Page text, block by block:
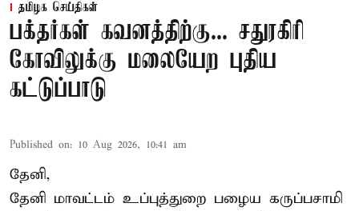
தமிழக செய்திகள்
பக்தர்கள் கவனத்திற்கு... சதுரகிரி
கோவிலுக்கு மலையேற புதிய
கட்டுப்பாடு
Published on: 10 Aug 2026, 10:41 am
தேனி,
தேனி மாவட்டம் உப்புத்துறை பழைய கருப்பசாமி